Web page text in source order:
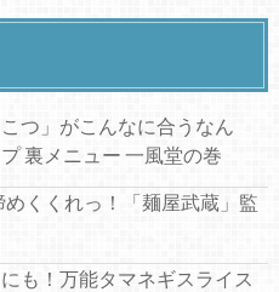
つ」がこんなに合うなん
裏メニュー 一風堂の巻
くくれっ！「麺屋武蔵」監
も！万能タマネギスライス